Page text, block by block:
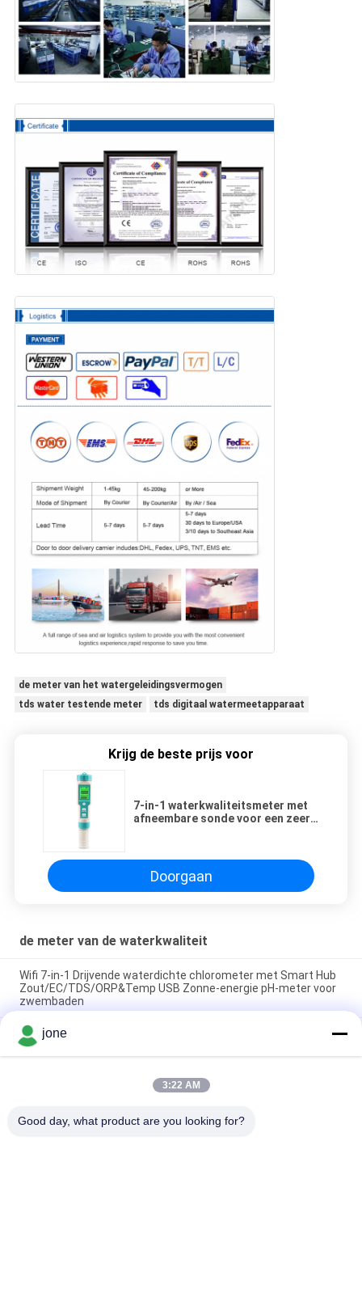
de meter van het watergeleidingsvermogen
tds water testende meter
tds digitaal watermeetapparaat
Krijg de beste prijs voor
7-in-1 waterkwaliteitsmeter met
afneembare sonde voor een zeer
Doorgaan
de meter van de waterkwaliteit
Wifi 7-in-1 Drijvende waterdichte chlorometer met Smart Hub
Zout/EC/TDS/ORP&Temp USB Zonne-energie pH-meter voor
zwembaden
YIERYI Draagbare fotometrische nauwkeurige
waterkwaliteitsmeter voor pH Restchloor Totaal Chloor
Tuya Wifi Online EC Monitoring Controller ph Meter Met Data
Logger Functie Hydroponische waterkwaliteitsmonitoring
jone
3:22 AM
Good day, what product are you looking for?